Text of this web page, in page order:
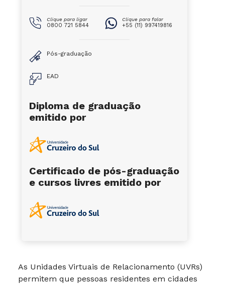
As Unidades Virtuais de Relacionamento (UVRs)
permitem que pessoas residentes em cidades
Clique para ligar
0800 721 5844
Clique para falar
+55 (11) 997419816
Pós-graduação
EAD
Diploma de graduação
emitido por
Certificado de pós-graduação
e cursos livres emitido por